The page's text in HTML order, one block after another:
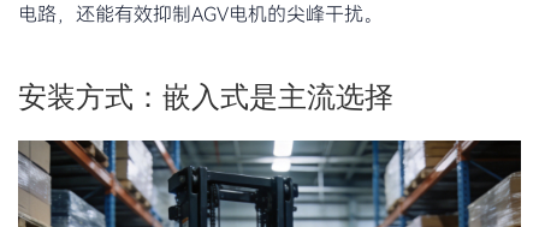
电路，还能有效抑制AGV电机的尖峰干扰。
安装方式：嵌入式是主流选择